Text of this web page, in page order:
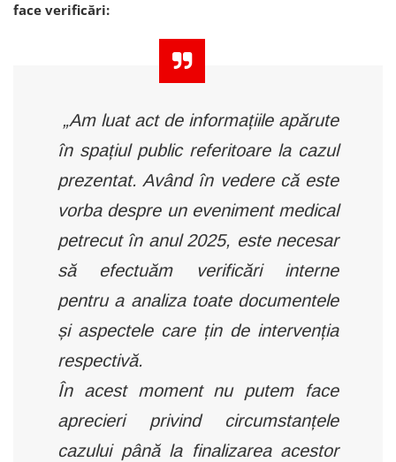
face verificări:
„Am luat act de informațiile apărute
în spațiul public referitoare la cazul
prezentat. Având în vedere că este
vorba despre un eveniment medical
petrecut în anul 2025, este necesar
să efectuăm verificări interne
pentru a analiza toate documentele
și aspectele care țin de intervenția
respectivă.
În acest moment nu putem face
aprecieri privind circumstanțele
cazului până la finalizarea acestor